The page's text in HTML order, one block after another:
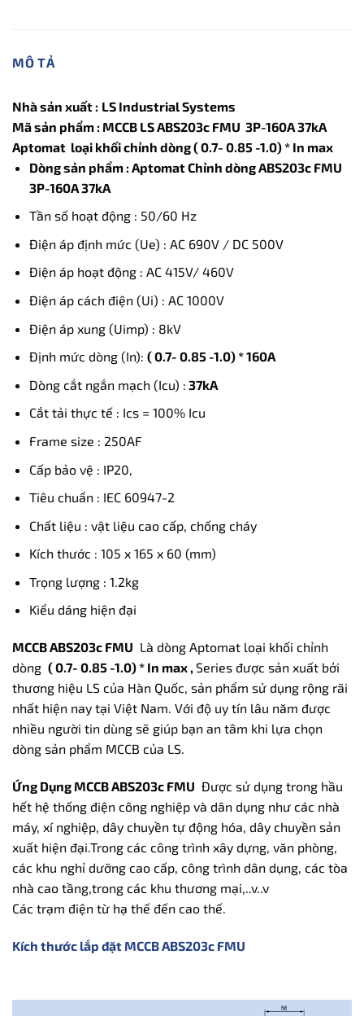
MÔ TẢ
Nhà sản xuất : LS Industrial Systems
Mã sản phẩm : MCCB LS ABS203c FMU 3P-160A 37kA
Aptomat loại khối chỉnh dòng ( 0.7- 0.85 -1.0) * In max
Dòng sản phẩm : Aptomat Chỉnh dòng ABS203c FMU
3P-160A 37kA
Tần số hoạt động : 50/60 Hz
Điện áp định mức (Ue) : AC 690V / DC 500V
Điện áp hoạt động : AC 415V/ 460V
Điện áp cách điện (Ui) : AC 1000V
Điện áp xung (Uimp) : 8kV
Định mức dòng (In): ( 0.7- 0.85 -1.0) * 160A
Dòng cắt ngắn mạch (Icu) : 37kA
Cắt tải thực tế : Ics = 100% Icu
Frame size : 250AF
Cấp bảo vệ : IP20,
Tiêu chuẩn : IEC 60947-2
Chất liệu : vật liệu cao cấp, chống cháy
Kích thước : 105 x 165 x 60 (mm)
Trọng lượng : 1.2kg
Kiểu dáng hiện đại
MCCB ABS203c FMU Là dòng Aptomat loại khối chỉnh
dòng ( 0.7- 0.85 -1.0) * In max , Series được sản xuất bởi
thương hiệu LS của Hàn Quốc, sản phẩm sử dụng rộng rãi
nhất hiện nay tại Việt Nam. Với độ uy tín lâu năm được
nhiều người tin dùng sẽ giúp bạn an tâm khi lựa chọn
dòng sản phẩm MCCB của LS.
Ứng Dụng MCCB ABS203c FMU Được sử dụng trong hầu
hết hệ thống điện công nghiệp và dân dụng như các nhà
máy, xí nghiệp, dây chuyền tự động hóa, dây chuyền sản
xuất hiện đại.Trong các công trình xây dựng, văn phòng,
các khu nghỉ dưỡng cao cấp, công trình dân dụng, các tòa
nhà cao tầng,trong các khu thương mại,..v..v
Các trạm điện từ hạ thế đến cao thế.
Kích thước lắp đặt MCCB ABS203c FMU